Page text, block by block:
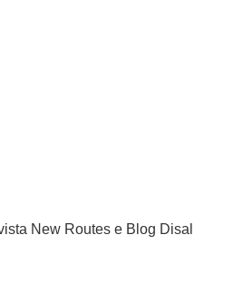
New Routes e Blog Disal